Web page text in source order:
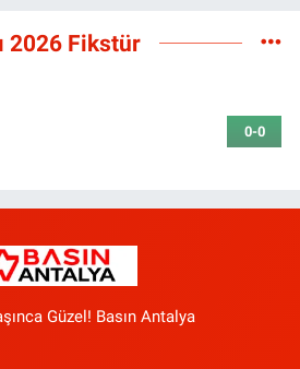
2026 Fikstür
0-0
Güzel! Basın Antalya